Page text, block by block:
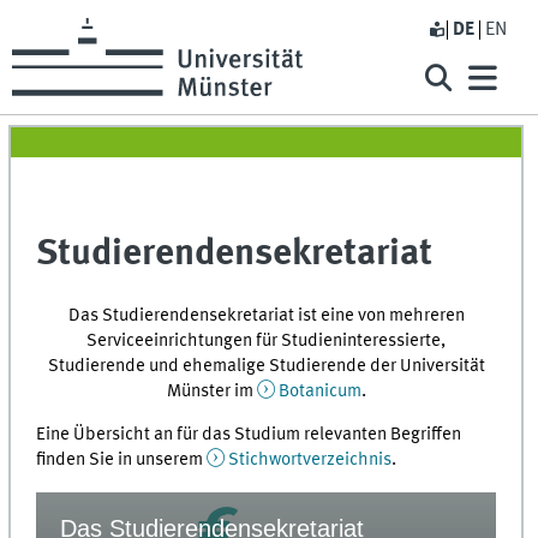
DE EN
Studierendensekretariat
Das Studierendensekretariat ist eine von mehreren
Serviceeinrichtungen für Studieninteressierte,
Studierende und ehemalige Studierende der Universität
Münster im
Botanicum.
Eine Übersicht an für das Studium relevanten Begriffen
finden Sie in unserem
Stichwortverzeichnis.
Das Studierendensekretariat